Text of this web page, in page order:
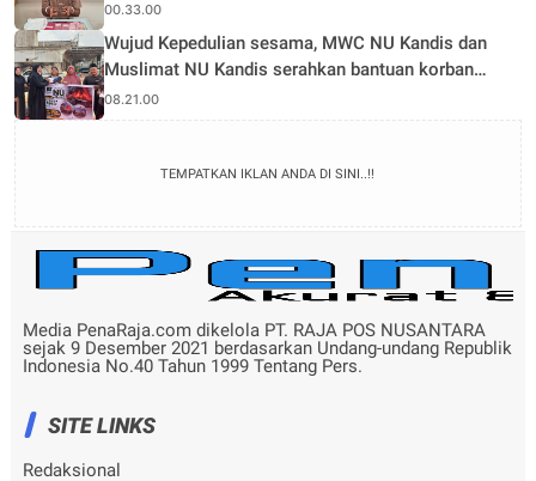
00.33.00
Wujud Kepedulian sesama, MWC NU Kandis dan
Muslimat NU Kandis serahkan bantuan korban
musibah kebakaran
08.21.00
TEMPATKAN IKLAN ANDA DI SINI..!!
Media PenaRaja.com dikelola PT. RAJA POS NUSANTARA
sejak 9 Desember 2021 berdasarkan Undang-undang Republik
Indonesia No.40 Tahun 1999 Tentang Pers.
SITE LINKS
Redaksional